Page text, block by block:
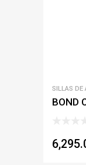
SILLAS DE
BOND